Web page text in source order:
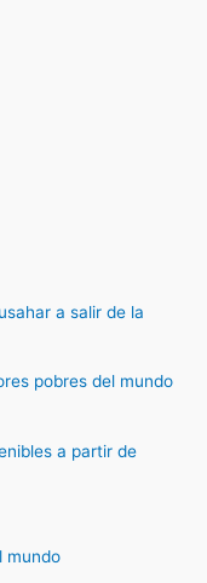
a salir de la
pobres del mundo
a partir de
mundo